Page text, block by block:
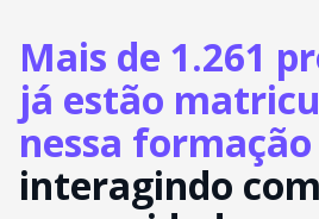
Mais de 1.261
já estão
nessa formação
interagindo